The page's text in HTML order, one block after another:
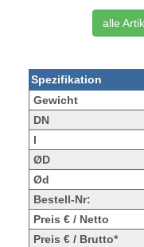
alle
Spezifikation
Gewicht
DN
l
ØD
Ød
Bestell-Nr:
Preis € / Netto
Preis € / Brutto*